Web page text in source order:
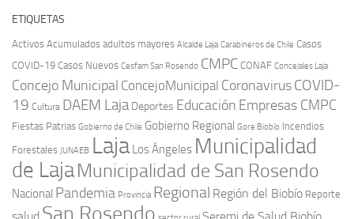
ETIQUETAS
Activos Acumulados adultos mayores Alcalde Laja Carabineros de Chile Casos
COVID-19 Casos Nuevos Cesfam San Rosendo CMPC CONAF Concejales Laja
Concejo Municipal ConcejoMunicipal CoronavirusCOVID-
19 Cultura DAEM Laja Deportes Educación Empresas CMPC
Fiestas Patrias Gobierno de Chile Gobierno Regional Gore Biobío Incendios
Forestales JUNAEB Laja Los Ángeles Municipalidad
de LajaMunicipalidad de San Rosendo
Nacional Pandemia Provincia Regional Región del Biobío Reporte
San Rosendo